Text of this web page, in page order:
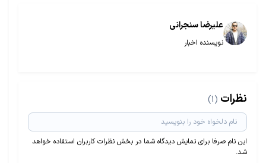
علیرضا سنجرانی
نویسنده اخبار
نظرات (1)
این نام صرفا برای نمایش دیدگاه شما در بخش نظرات کاربران استفاده خواهد
شد.